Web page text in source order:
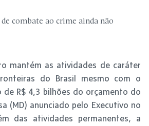
combate ao crime ainda não
mantém as atividades de caráter
do Brasil mesmo com o
de R$ 4,3 bilhões do orçamento do
(MD) anunciado pelo Executivo no
das atividades permanentes, a